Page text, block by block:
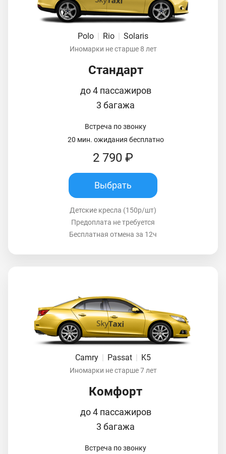
Polo | Rio | Solaris
Иномарки не старше 8 лет
Стандарт
до 4 пассажиров
3 багажа
Встреча по звонку
20 мин. ожидания бесплатно
2 790 ₽
Выбрать
Детские кресла (150р/шт)
Предоплата не требуется
Бесплатная отмена за 12ч
Camry Passat K5
Иномарки не старше 7 лет
Комфорт
до 4 пассажиров
3 багажа
Встреча по звонку